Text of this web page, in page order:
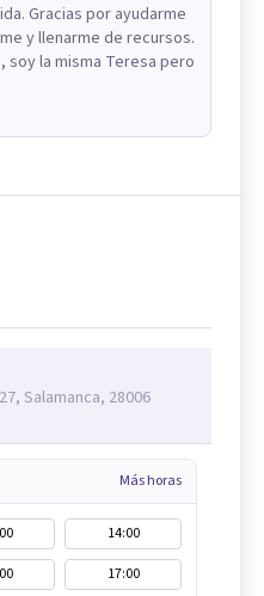
Gracias por ayudarme
y llenarme de recursos.
soy la misma Teresa pero
Salamanca, 28006
Más horas
14:00
17:00